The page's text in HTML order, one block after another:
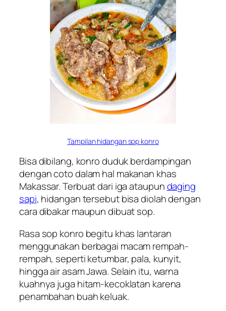
Tampilan hidangan sop konro
Bisa dibilang, konro duduk berdampingan
dengan coto dalam hal makanan khas
Makassar. Terbuat dari iga ataupundaging
sapi, hidangan tersebut bisa diolah dengan
cara dibakar maupun dibuat sop.
Rasa sop konro begitu khas lantaran
menggunakan berbagai macam rempah-
rempah, seperti ketumbar, pala, kunyit,
hingga air asam Jawa. Selain itu, warna
kuahnya juga hitam-kecoklatan karena
penambahan buah keluak.